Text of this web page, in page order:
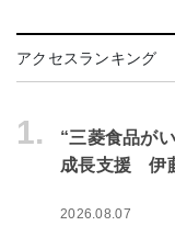
アクセスランキング
1.
“三菱食品が
成長支援 伊
2026.08.07